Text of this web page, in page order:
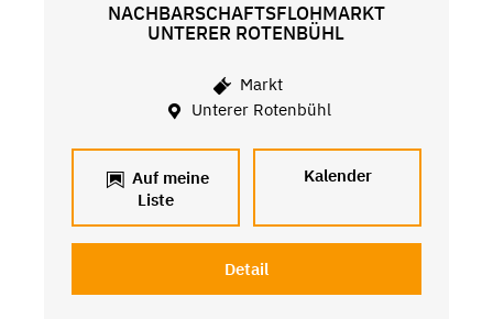
NACHBARSCHAFTSFLOHMARKT
UNTERER ROTENBÜHL
Markt
Unterer Rotenbühl
Auf meine
Liste
Kalender
Detail